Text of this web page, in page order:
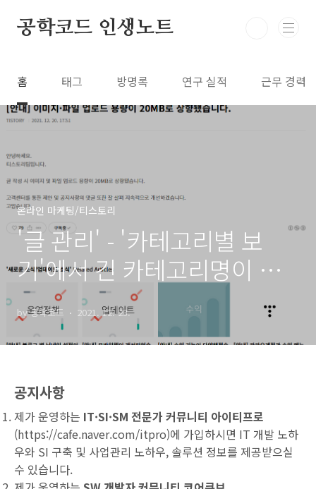
공학코드 인생노트
홈 태그 방명록 연구 실적 근무 경력
온라인 마케팅/티스토리
'글 관리' - '카테고리별 보
기'에서 긴 카테고리명이 숨
겨지는 현상 개선 건의
by 공학코드 2021. 12. 23.
공지사항
제가 운영하는 IT·SI·SM 전문가 커뮤니티 아이티프로
(https://cafe.naver.com/itpro)에 가입하시면 IT 개발 노하
우와 SI 구축 및 사업관리 노하우, 솔루션 정보를 제공받으실
수 있습니다.